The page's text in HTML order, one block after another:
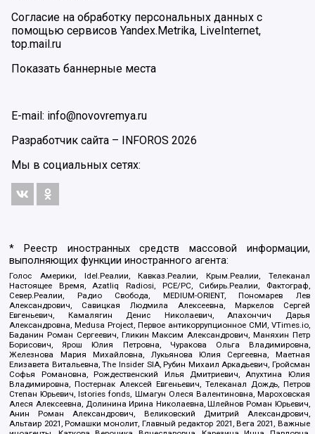
Согласие на обработку персональных данных с
помощью сервисов Yandex.Metrika, LiveInternet,
top.mail.ru
Показать баннерные места
E-mail: info@novovremya.ru
Разработчик сайта – INFOROS 2026
Мы в социальных сетях:
* Реестр иностранных средств массовой информации,
выполняющих функции иностранного агента:
Голос Америки, Idel.Реалии, Кавказ.Реалии, Крым.Реалии, Телеканал
Настоящее Время, Azatliq Radiosi, PCE/PC, Сибирь.Реалии, Фактограф,
Север.Реалии, Радио Свобода, MEDIUM-ORIENT, Пономарев Лев
Александрович, Савицкая Людмила Алексеевна, Маркелов Сергей
Евгеньевич, Камалягин Денис Николаевич, Апахончич Дарья
Александровна, Medusa Project, Первое антикоррупционное СМИ, VTimes.io,
Баданин Роман Сергеевич, Гликин Максим Александрович, Маняхин Петр
Борисович, Ярош Юлия Петровна, Чуракова Ольга Владимировна,
Железнова Мария Михайловна, Лукьянова Юлия Сергеевна, Маетная
Елизавета Витальевна, The Insider SIA, Рубин Михаил Аркадьевич, Гройсман
Софья Романовна, Рождественский Илья Дмитриевич, Апухтина Юлия
Владимировна, Постернак Алексей Евгеньевич, Телеканал Дождь, Петров
Степан Юрьевич, Istories fonds, Шмагун Олеся Валентиновна, Мароховская
Алеся Алексеевна, Долинина Ирина Николаевна, Шлейнов Роман Юрьевич,
Анин Роман Александрович, Великовский Дмитрий Александрович,
Альтаир 2021, Ромашки монолит, Главный редактор 2021, Вега 2021, Важные